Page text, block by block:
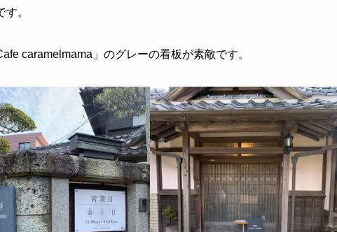
。
caramelmama」のグレーの看板が素敵です。